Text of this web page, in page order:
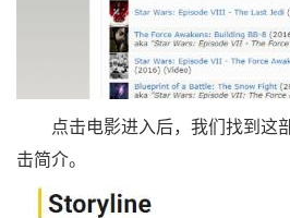
点击电影进入后，我们找到这
击简介。